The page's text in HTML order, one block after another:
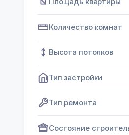
Количество комнат
Высота потолков
Тип застройки
Тип ремонта
Состояние